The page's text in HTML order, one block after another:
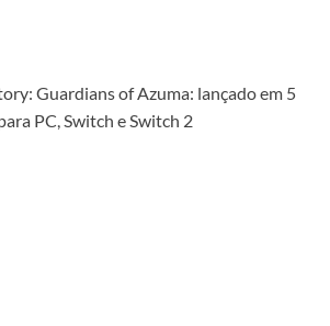
Guardians of Azuma: lançado em 5
PC, Switch e Switch 2